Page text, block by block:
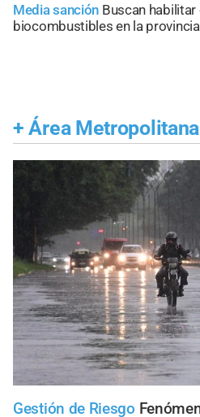
Media sanción Buscan
biocombustibles en la
+ Área Metropolitana
Gestión de Riesgo